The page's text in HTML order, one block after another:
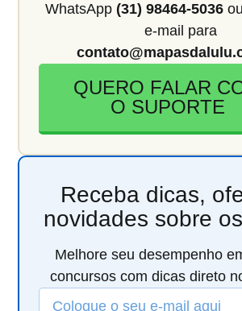
WhatsApp (31) 98464-5036
e-mail para
QUERO FALAR
O SUPORTE
Receba dicas,
novidades sobre
Melhore seu desempenho
concursos com dicas direto